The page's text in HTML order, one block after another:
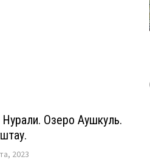
Озеро Аушкуль.
2023